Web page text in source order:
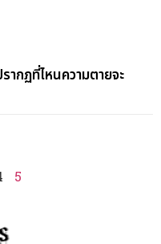
กฏที่ไหนความตายจะ
5